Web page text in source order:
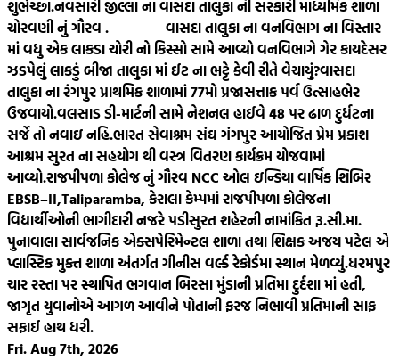
શુભેચ્છા.નવસારી જીલ્લા ના વાસદા તાલુકા ની સરકારી માધ્યમિક શાળા
ચોરવણી નું ગૌરવ . વાસદા તાલુકા ના વનવિભાગ ના વિસ્તાર
માં વધુ એક લાકડા ચોરી નો કિસ્સો સામે આવ્યો વનવિભાગે ગેર કાયદેસર
ઝડપેલું લાકડું બીજા તાલુકા માં ઈટ ના ભટ્ટે કેવી રીતે વેચાયું?વાસદા
તાલુકા ના રંગપુર પ્રાથમિક શાળામાં 77મો પ્રજાસત્તાક પર્વ ઉત્સાહભેર
ઉજવાયો.વલસાડ ડી-માર્ટની સામે નેશનલ હાઈવે 48 પર ઢાળ દુર્ધટના
સર્જે તો નવાઇ નહિ.ભારત સેવાશ્રમ સંઘ ગંગપુર આયોજિત પ્રેમ પ્રકાશ
આશ્રમ સુરત ના સહયોગ થી વસ્ત્ર વિતરણ કાર્યક્રમ યોજવામાં
આવ્યો.રાજપીપળા કોલેજ નું ગૌરવ NCC ઓલ ઇન્ડિયા વાર્ષિક શિબિર
EBSB–II,Taliparamba, કેરાલા કેમ્પમાં રાજપીપળા કોલેજના
વિદ્યાર્થીઓની ભાગીદારી નજરે પડીસુરત શહેરની નામાંકિત રૂ.સી.મા.
પુનાવાલા સાર્વજનિક એક્સપેરિમેન્ટલ શાળા તથા શિક્ષક અજય પટેલ એ
પ્લાસ્ટિક મુક્ત શાળા અંતર્ગત ગીનીસ વર્લ્ડ રેકોર્ડમા સ્થાન મેળવ્યું.ધરમપુર
ચાર રસ્તા પર સ્થાપિત ભગવાન બિરસા મુંડાની પ્રતિમા દુર્દશા માં હતી,
જાગૃત યુવાનોએ આગળ આવીને પોતાની ફરજ નિભાવી પ્રતિમાની સાફ
સફાઈ હાથ ધરી.
Fri. Aug 7th, 2026